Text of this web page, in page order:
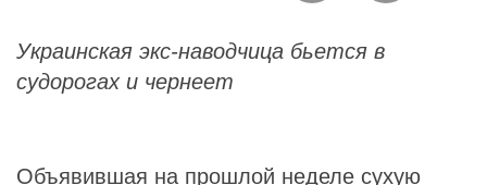
Украинская экс-наводчица бьется в
судорогах и чернеет
Объявившая на прошлой неделе сухую